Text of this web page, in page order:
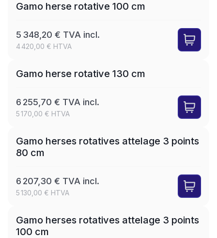
Gamo herse rotative 100 cm
5 348,20 € TVA incl.
4 420,00 € HTVA LEASE
Gamo herse rotative 130 cm
6 255,70 € TVA incl.
5 170,00 € HTVA LEASE
Gamo herses rotatives attelage 3 points
80 cm
6 207,30 € TVA incl.
5 130,00 € HTVA LEASE
Gamo herses rotatives attelage 3 points
100 cm